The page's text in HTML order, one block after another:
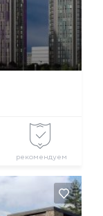
рекомендуем